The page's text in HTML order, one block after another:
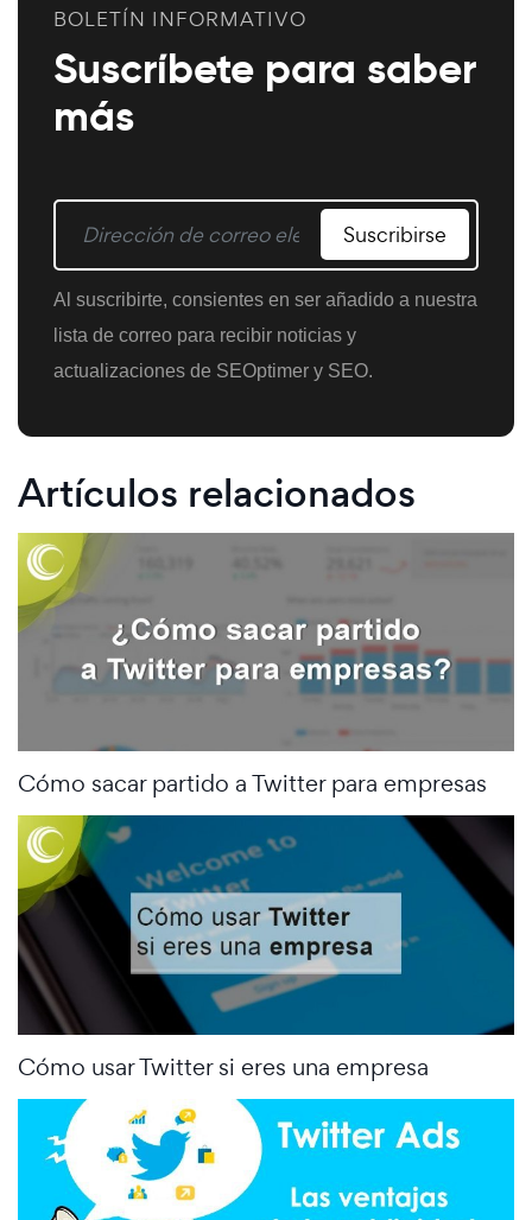
BOLETÍN INFORMATIVO
Suscríbete para saber
más
Suscribirse
Al suscribirte, consientes en ser añadido a nuestra
lista de correo para recibir noticias y
actualizaciones de SEOptimer y SEO.
Artículos relacionados
Cómo sacar partido a Twitter para empresas
Cómo usar Twitter si eres una empresa